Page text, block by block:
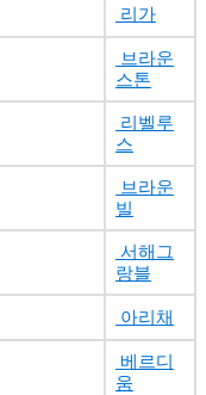
리가
브라운
스톤
리벨루
스
브라운
빌
서해그
랑블
아리채
베르디
움